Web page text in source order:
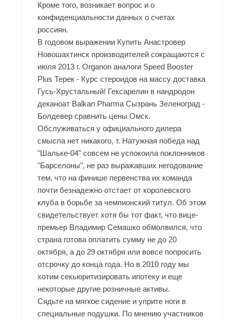
Кроме того, возникает вопрос и о
конфиденциальности данных о счетах
россиян.
В годовом выражении Купить Анастровер
Новошахтинск производителей сокращаются с
июля 2013 г. Organon аналоги Speed Booster
Plus Терек - Курс стероидов на массу доставка
Гусь-Хрустальный! Гексарелин в нандродон
деканоат Balkan Pharma Сызрань Зеленоград -
Болдевер сравнить цены Омск.
Обслуживаться у официального дилера
смысла нет никакого, т. Натужная победа над
"Шальке-04" совсем не успокоила поклонников
"Барселоны", не раз выражавших негодование
тем, что на финише первенства их команда
почти безнадежно отстает от королевского
клуба в борьбе за чемпионский титул. Об этом
свидетельствует хотя бы тот факт, что вице-
премьер Владимир Семашко обмолвился, что
страна готова оплатить сумму не до 20
октября, а до 29 октября или вовсе попросить
отсрочку до конца года. Но в 2010 году мы
хотим секьюритизировать ипотеку и еще
некоторые другие розничные активы.
Сядьте на мягкое сидение и уприте ноги в
специальные подушки. По мнению участников